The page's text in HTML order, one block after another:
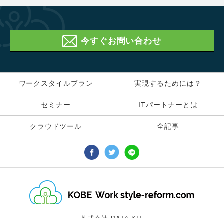
今すぐお問い合わせ
ワークスタイルプラン 実現するためには？
セミナー ITパートナーとは
クラウドツール 全記事